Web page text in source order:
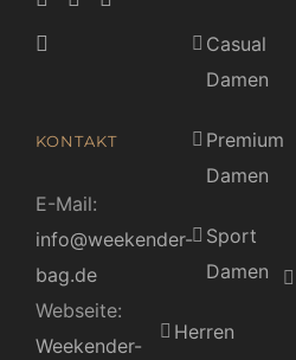
KONTAKT
E-Mail:
info@weekender-
bag.de
Webseite:
Weekender-
Casual
Damen
Premium
Damen
Sport
Damen
Herren